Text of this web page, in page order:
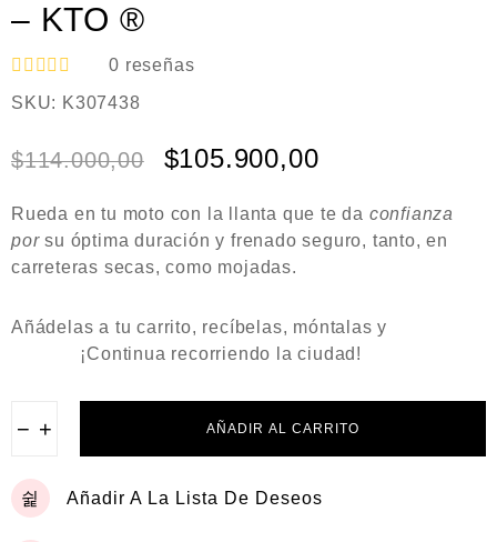
– KTO ®
V
a
r
o
e
n
0
5
0 reseñas
SKU: K307438
$114.000,00 $105.900,00
Rueda en tu moto con la llanta que te da confianza
porsu óptima duración y frenado seguro, tanto, en
carreteras secas, como mojadas.
Añádelas a tu carrito, recíbelas, móntalas y
¡Continua recorriendo la ciudad!
− + AÑADIR AL CARRITO
Añadir A La Lista De Deseos